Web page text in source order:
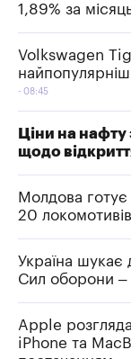
1,89% за
Volkswagen
08:45
Ціни на нафту
щодо
Молдова готує
20 локомотивів
Україна шукає
Сил оборони –
Apple
iPhone та